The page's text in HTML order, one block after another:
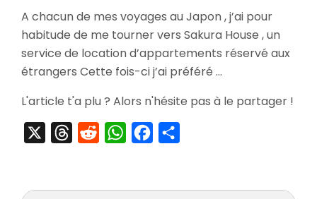
Pour
le
Japon
1
A chacun de mes voyages au Japon , j’ai pour
habitude de me tourner vers Sakura House , un
service de location d’appartements réservé aux
étrangers Cette fois-ci j’ai préféré …
L'article t'a plu ? Alors n'hésite pas à le partager !
ThreadsRedditWhatsAppFacebook